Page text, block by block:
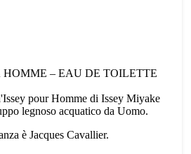
HOMME – EAU DE TOILETTE
pour Homme di Issey Miyake
legnoso acquatico da Uomo.
è Jacques Cavallier.